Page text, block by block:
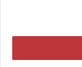
في أفلامه